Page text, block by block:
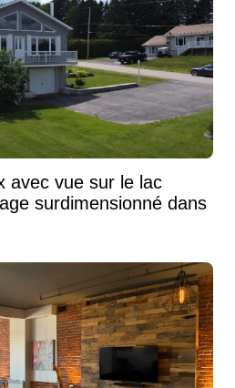
avec vue sur le lac
surdimensionné dans